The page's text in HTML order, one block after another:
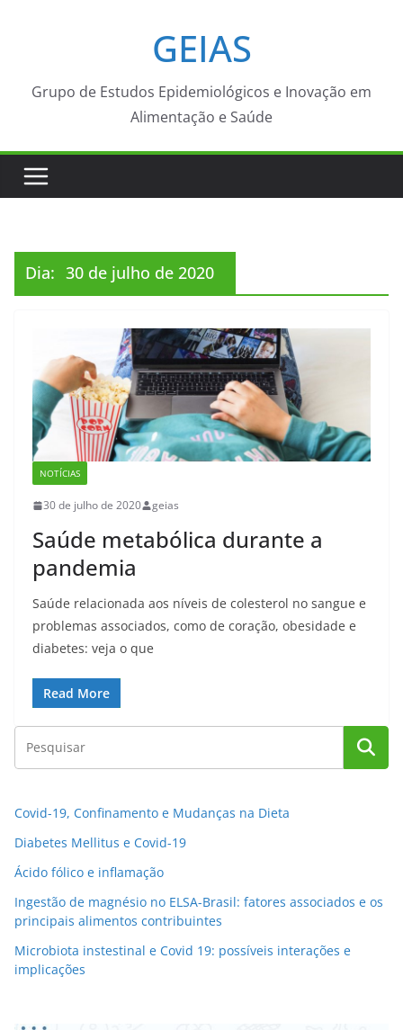
conteúdo
GEIAS
Grupo de Estudos Epidemiológicos e Inovação em
Alimentação e Saúde
Dia: 30 de julho de 2020
NOTÍCIAS
30 de julho de 2020 geias
Saúde metabólica durante a
pandemia
Saúde relacionada aos níveis de colesterol no sangue e
problemas associados, como de coração, obesidade e
diabetes: veja o que
Read More
Covid-19, Confinamento e Mudanças na Dieta
Diabetes Mellitus e Covid-19
Ácido fólico e inflamação
Ingestão de magnésio no ELSA-Brasil: fatores associados e os
principais alimentos contribuintes
Microbiota instestinal e Covid 19: possíveis interações e
implicações